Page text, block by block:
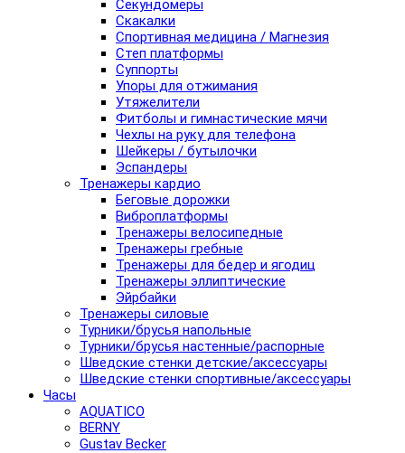
Секундомеры
Скакалки
Спортивная медицина / Магнезия
Степ платформы
Суппорты
Упоры для отжимания
Утяжелители
Фитболы и гимнастические мячи
Чехлы на руку для телефона
Шейкеры / бутылочки
Эспандеры
Тренажеры кардио
Беговые дорожки
Виброплатформы
Тренажеры велосипедные
Тренажеры гребные
Тренажеры для бедер и ягодиц
Тренажеры эллиптические
Эйрбайки
Тренажеры силовые
Турники/брусья напольные
Турники/брусья настенные/распорные
Шведские стенки детские/аксессуары
Шведские стенки спортивные/аксессуары
Часы
AQUATICO
BERNY
Gustav Becker